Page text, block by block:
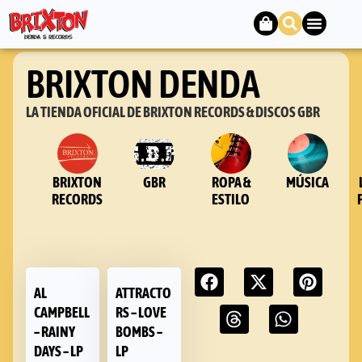
BRIXTON DENDA
LA TIENDA OFICIAL DE BRIXTON RECORDS & DISCOS GBR
BRIXTON
RECORDS
GBR
ROPA &
ESTILO
MÚSICA
AL
CAMPBELL
– RAINY
DAYS – LP
ATTRACTO
RS – LOVE
BOMBS –
LP